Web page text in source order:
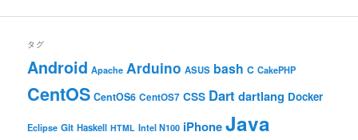
タグ
Android Apache Arduino ASUS bash C CakePHP
CentOS CentOS6 CentOS7 CSS Dart dartlang Docker
Eclipse Git Haskell HTML Intel N100 iPhoneJava